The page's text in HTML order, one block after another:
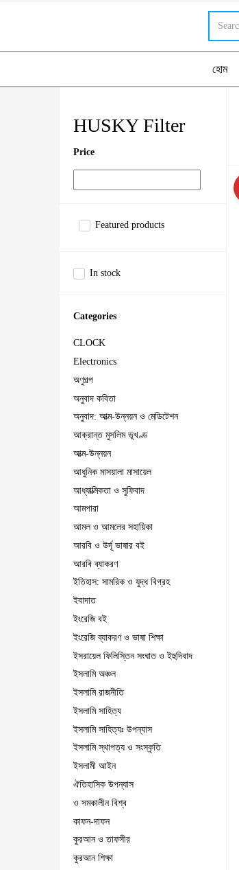
হোম
HUSKY Filter
Price
Featured products
In stock
Categories
CLOCK
Electronics
অণুগল্প
অনুবাদ কবিতা
অনুবাদ: আত্ম-উন্নয়ন ও মেডিটেশন
আক্রান্ত মুসলিম ভূখণ্ড
আত্ম-উন্নয়ন
আধুনিক মাসয়ালা মাসায়েল
আধ্যাত্মিকতা ও সুফিবাদ
আমপারা
আমল ও আমলের সহায়িকা
আরবি ও উর্দূ ভাষার বই
আরবি ব্যাকরণ
ইতিহাস: সামরিক ও যুদ্ধ বিগ্রহ
ইবাদাত
ইংরেজি বই
ইংরেজি ব্যাকরণ ও ভাষা শিক্ষা
ইসরায়েল ফিলিস্তিন সংঘাত ও ইহুদিবাদ
ইসলামি অঞ্চল
ইসলামি রাজনীতি
ইসলামি সাহিত্য
ইসলামি সাহিত্যঃ উপন্যাস
ইসলামি স্থাপত্য ও সংস্কৃতি
ইসলামী আইন
ঐতিহাসিক উপন্যাস
ও সমকালীন বিশ্ব
কাফন-দাফন
কুরআন ও তাফসীর
কুরআন শিক্ষা